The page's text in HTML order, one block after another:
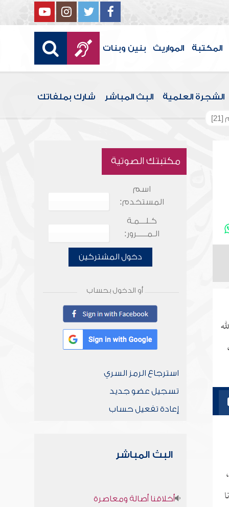
المكتبة المواريث بنين وبنات
الشجرة العلمية البث المباشر شارك بملفاتك
مكتبتك الصوتية
اسم
المستخدم:
كـلـــمـة
الـمـــــرور:
دخول المشتركين
أو الدخول بحساب
استرجاع الرمز السري
تسجيل عضو جديد
إعادة تفعيل حساب
البث المباشر
أخلاقنا أصالة ومعاصرة